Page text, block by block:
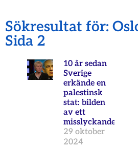
Sökresultat för:
Sida 2
10 år sedan
Sverige
erkände en
palestinsk
stat: bilden
av ett
misslyckande
29 oktober
2024